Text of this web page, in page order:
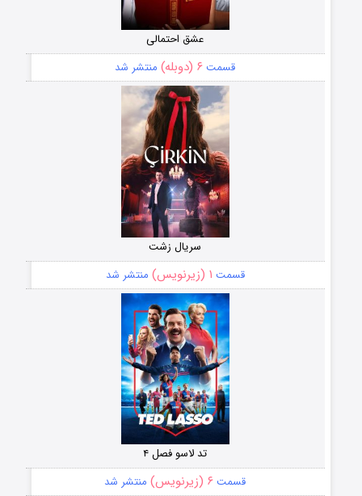
عشق احتمالی
قسمت ۶ (دوبله) منتشر شد
سریال زشت
قسمت ۱ (زیرنویس) منتشر شد
تد لاسو فصل ۴
قسمت ۶ (زیرنویس) منتشر شد